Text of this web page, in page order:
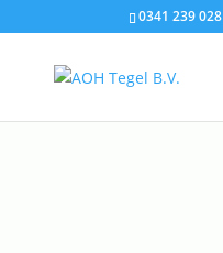
0341 239 028